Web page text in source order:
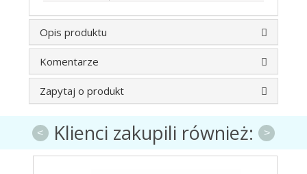
Opis produktu
Komentarze
Zapytaj o produkt
Klienci zakupili również:
< >